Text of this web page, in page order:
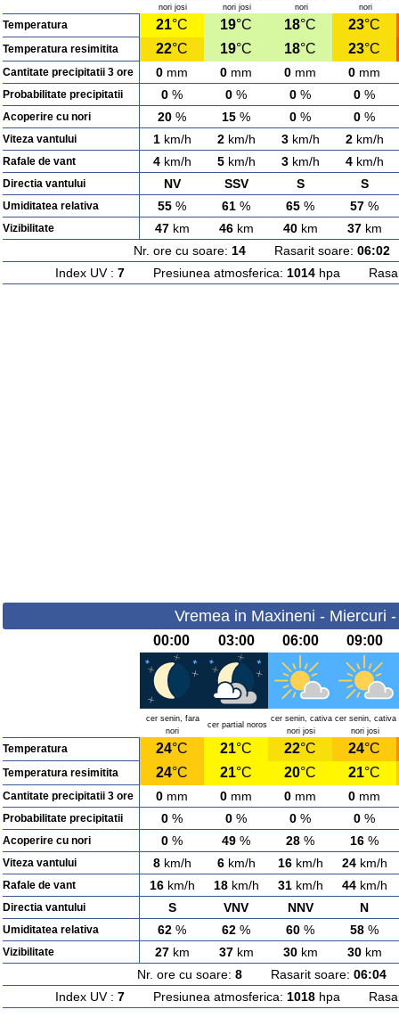
nori josi
nori josi
nori
nori
Temperatura 21°C 19°C 18°C 23°C
Temperatura resimitita 22°C 19°C 18°C 23°C
Cantitate precipitatii 3 ore 0 mm 0 mm 0 mm 0 mm
Probabilitate precipitatii 0 % 0 % 0 % 0 %
Acoperire cu nori 20 % 15 % 0 % 0 %
Viteza vantului 1km/h 2km/h 3km/h 2km/h
Rafale de vant 4km/h 5km/h 3km/h 4km/h
Directia vantului NV SSV S S
Umiditatea relativa 55 % 61 % 65 % 57 %
Vizibilitate 47km 46km 40km 37km
Nr. ore cu soare: 14Rasarit soare: 06:02
Index UV : 7Presiunea atmosferica: 1014hpa
Vremea in Maxineni - Miercuri
00:00 03:00 06:00 09:00
cer senin, fara
nori
cer partial noros
cer senin, cativa
nori josi
cer senin, cativa
nori josi
Temperatura 24°C 21°C 22°C 24°C
Temperatura resimitita 24°C 21°C 20°C 21°C
Cantitate precipitatii 3 ore 0 mm 0 mm 0 mm 0 mm
Probabilitate precipitatii 0 % 0 % 0 % 0 %
Acoperire cu nori 0 % 49 % 28 % 16 %
Viteza vantului 8km/h 6km/h 16km/h 24km/h
Rafale de vant 16km/h 18km/h 31km/h 44km/h
Directia vantului S VNV NNV N
Umiditatea relativa 62 % 62 % 60 % 58 %
Vizibilitate 27km 37km 30km 30km
Nr. ore cu soare: 8Rasarit soare: 06:04
Index UV : 7Presiunea atmosferica: 1018hpa